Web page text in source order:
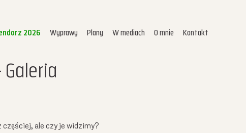
2026 Wyprawy Plany W mediach O mnie Kontakt
ale czy je widzimy?
2026
Home